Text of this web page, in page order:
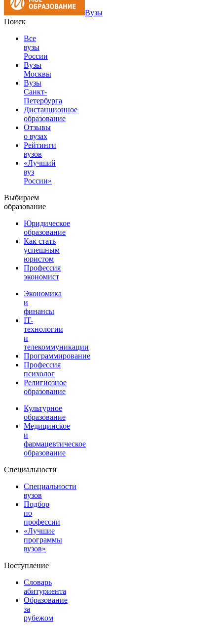
Вузы
Поиск
Все
вузы
России
Вузы
Москвы
Вузы
Санкт-
Петербурга
Дистанционное
образование
Отзывы
о вузах
Рейтинги
вузов
«Лучший
вуз
России»
Выбираем
образование
Юридическое
образование
Как стать
успешным
юристом
Профессия
экономист
Экономика
и
финансы
IT-
технологии
и
телекоммуникации
Программирование
Профессия
психолог
Религиозное
образование
Культурное
образование
Медицинское
и
фармацевтическое
образование
Специальности
Специальности
вузов
Подбор
по
профессии
«Лучшие
программы
вузов»
Поступление
Словарь
абитуриента
Образование
за
рубежом